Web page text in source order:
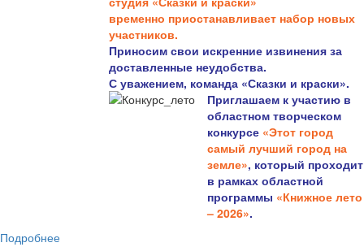
временно приостанавливает набор новых
участников.
Приносим свои искренние извинения за
доставленные неудобства.
С уважением, команда «Сказки и краски».
Приглашаем к участию в
областном творческом
конкурсе «Этот город
самый лучший город на
земле», который проходит
в рамках областной
программы «Книжное лето
– 2026».
Подробнее